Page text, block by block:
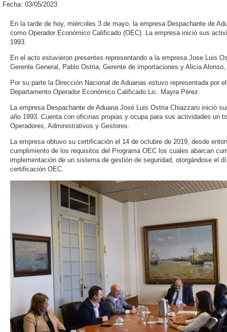
Fecha: 03/05/2023
En la tarde de hoy, miércoles 3 de mayo, la empresa Despachante de
como Operador Económico Calificado (OEC). La empresa inició sus
1993.
En el acto estuvieron presentes representando a la empresa Jose Luis
Gerente General, Pablo Ostria, Gerente de
Por su parte la Dirección Nacional de Aduanas estuvo representada por
Departamento Operador Económico Calificado Lic. Mayra Pérez.
La empresa Despachante de Aduana José Luis Ostria Chiazzaro inició
año 1993. Cuenta con oficinas propias y ocupa para sus actividades un
Operadores, Administrativos y Gestores.
La empresa obtuvo su certificación el 14 de octubre de 2019, desde
cumplimiento de los requisitos del Programa OEC los cuales abarcan
implementación de un sistema de gestión de seguridad, otorgándose el
certificación OEC.